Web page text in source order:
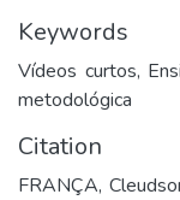
Keywords
Vídeos curtos,
metodológica
Citation
FRANÇA,